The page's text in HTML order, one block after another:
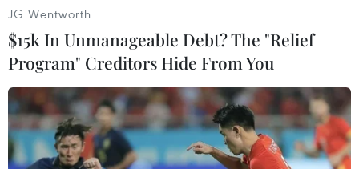
07/08/2026 07:40
Nhịp điệu Samulnori vang
sông Hàn
07/08/2026 04:39
JG Wentworth
$15k In Unmanageable Debt? The "Relief
Program" Creditors Hide From You